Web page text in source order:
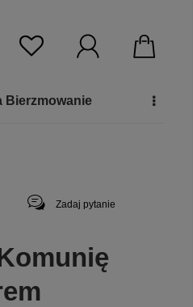
Bierzmowanie
Zadaj pytanie